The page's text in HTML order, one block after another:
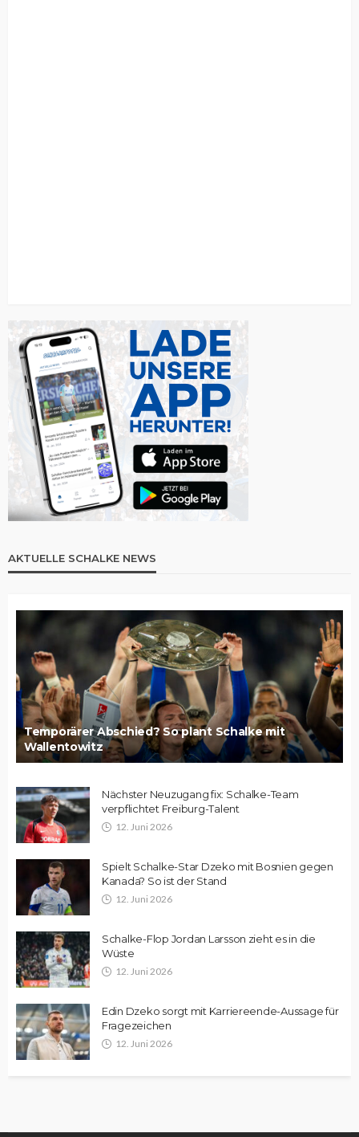
AKTUELLE SCHALKE NEWS
Temporärer Abschied? So plant Schalke mit
Wallentowitz
Nächster Neuzugang fix: Schalke-Team
verpflichtet Freiburg-Talent
12. Juni 2026
Spielt Schalke-Star Dzeko mit Bosnien gegen
Kanada? So ist der Stand
12. Juni 2026
Schalke-Flop Jordan Larsson zieht es in die
Wüste
12. Juni 2026
Edin Dzeko sorgt mit Karriereende-Aussage für
Fragezeichen
12. Juni 2026